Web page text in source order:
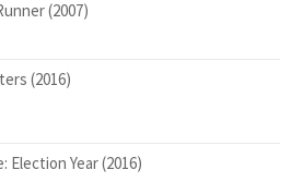
(2007)
(2016)
Election Year (2016)